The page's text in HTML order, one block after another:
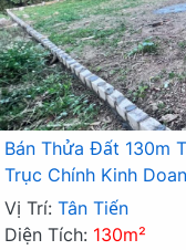
Bán Thửa Đất 130m
Trục Chính Kinh
Vị Trí: Tân Tiến
Diện Tích: 130m²